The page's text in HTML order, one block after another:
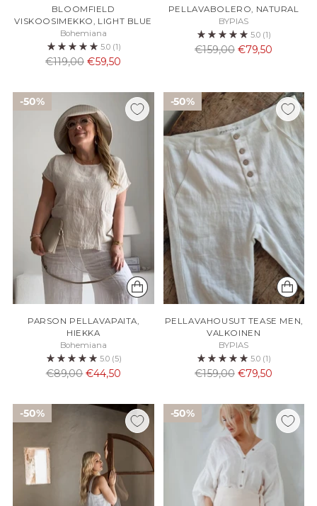
BLOOMFIELD
VISKOOSIMEKKO, LIGHT BLUE
Bohemiana
5.0 (1)
Normaali
€119,00 €59,50
PELLAVABOLERO, NATURAL
BYPIAS
5.0 (1)
Normaali
€159,00 €79,50
50%
PARSON PELLAVAPAITA,
HIEKKA
Bohemiana
5.0 (5)
Normaali
€89,00 €44,50
50%
PELLAVAHOUSUT TEASE MEN,
VALKOINEN
BYPIAS
5.0 (1)
Normaali
€159,00 €79,50
50% 50%